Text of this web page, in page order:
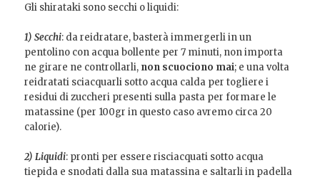
Gli shirataki sono secchi o liquidi:
1) Secchi: da reidratare, basterà immergerli in un
pentolino con acqua bollente per 7 minuti, non importa
ne girare ne controllarli, non scuociono mai; e una volta
reidratati sciacquarli sotto acqua calda per togliere i
residui di zuccheri presenti sulla pasta per formare le
matassine (per 100gr in questo caso avremo circa 20
calorie).
2) Liquidi: pronti per essere risciacquati sotto acqua
tiepida e snodati dalla sua matassina e saltarli in padella